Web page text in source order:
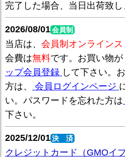
完了した場合、当日出荷致し
2026/08/01会員制
当店は、 会員制オンラインス
会費は無料です。お買い物
ップ会員登録 して下さい。
方は、
会員ログインページ
い。パスワードを忘れた方は
下さい。
2025/12/01決 済
クレジットカード（GMOイ